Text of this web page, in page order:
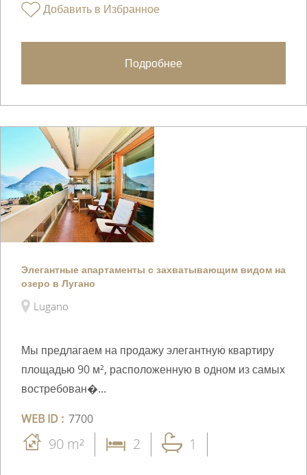
Добавить в Избранное
Подробнее
Элегантные апартаменты с захватывающим видом на
озеро в Лугано
Lugano
Мы предлагаем на продажу элегантную квартиру
площадью 90 м², расположенную в одном из самых
востребован�...
WEB ID : 7700
90 m² 2 1